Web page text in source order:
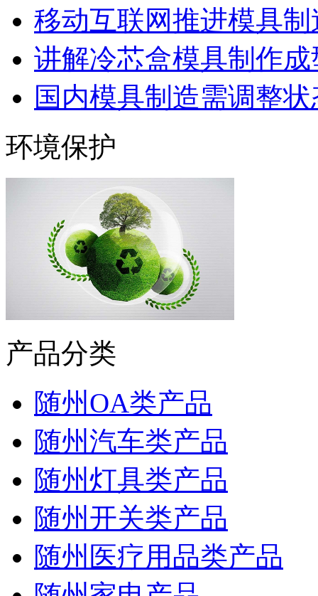
移动互联网推进模具
讲解冷芯盒模具制作
国内模具制造需调整
环境保护
产品分类
随州OA类产品
随州汽车类产品
随州灯具类产品
随州开关类产品
随州医疗用品类产品